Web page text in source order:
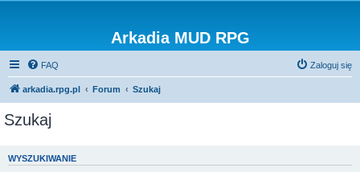
Arkadia MUD RPG
FAQ Zaloguj się
arkadia.rpg.pl Forum Szukaj
Szukaj
WYSZUKIWANIE